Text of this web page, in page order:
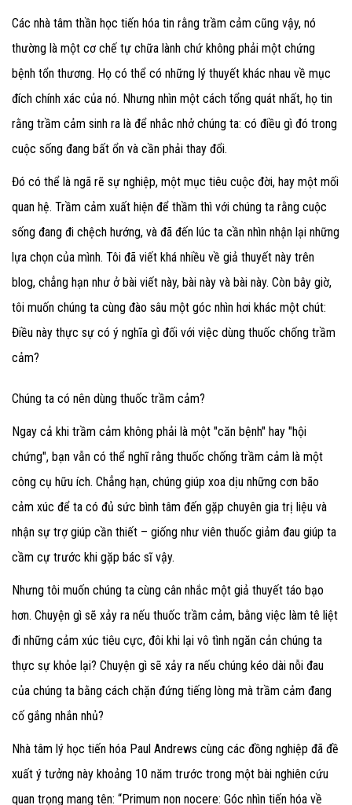
Các nhà tâm thần học tiến hóa tin rằng trầm cảm cũng vậy, nó
thường là một cơ chế tự chữa lành chứ không phải một chứng
bệnh tổn thương. Họ có thể có những lý thuyết khác nhau về mục
đích chính xác của nó. Nhưng nhìn một cách tổng quát nhất, họ tin
rằng trầm cảm sinh ra là để nhắc nhở chúng ta: có điều gì đó trong
cuộc sống đang bất ổn và cần phải thay đổi.
Đó có thể là ngã rẽ sự nghiệp, một mục tiêu cuộc đời, hay một mối
quan hệ. Trầm cảm xuất hiện để thầm thì với chúng ta rằng cuộc
sống đang đi chệch hướng, và đã đến lúc ta cần nhìn nhận lại những
lựa chọn của mình. Tôi đã viết khá nhiều về giả thuyết này trên
blog, chẳng hạn như ở bài viết này, bài này và bài này. Còn bây giờ,
tôi muốn chúng ta cùng đào sâu một góc nhìn hơi khác một chút:
Điều này thực sự có ý nghĩa gì đối với việc dùng thuốc chống trầm
cảm?
Chúng ta có nên dùng thuốc trầm cảm?
Ngay cả khi trầm cảm không phải là một "căn bệnh" hay "hội
chứng", bạn vẫn có thể nghĩ rằng thuốc chống trầm cảm là một
công cụ hữu ích. Chẳng hạn, chúng giúp xoa dịu những cơn bão
cảm xúc để ta có đủ sức bình tâm đến gặp chuyên gia trị liệu và
nhận sự trợ giúp cần thiết – giống như viên thuốc giảm đau giúp ta
cầm cự trước khi gặp bác sĩ vậy.
Nhưng tôi muốn chúng ta cùng cân nhắc một giả thuyết táo bạo
hơn. Chuyện gì sẽ xảy ra nếu thuốc trầm cảm, bằng việc làm tê liệt
đi những cảm xúc tiêu cực, đôi khi lại vô tình ngăn cản chúng ta
thực sự khỏe lại? Chuyện gì sẽ xảy ra nếu chúng kéo dài nỗi đau
của chúng ta bằng cách chặn đứng tiếng lòng mà trầm cảm đang
cố gắng nhắn nhủ?
Nhà tâm lý học tiến hóa Paul Andrews cùng các đồng nghiệp đã đề
xuất ý tưởng này khoảng 10 năm trước trong một bài nghiên cứu
quan trọng mang tên: “Primum non nocere: Góc nhìn tiến hóa về